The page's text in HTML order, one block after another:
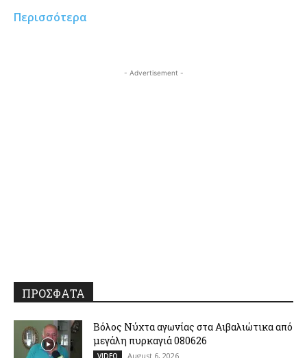
Περισσότερα
- Advertisement -
ΠΡΟΣΦΑΤΑ
Βόλος Νύχτα αγωνίας στα Αιβαλιώτικα από
μεγάλη πυρκαγιά 080626
VIDEO August 6, 2026